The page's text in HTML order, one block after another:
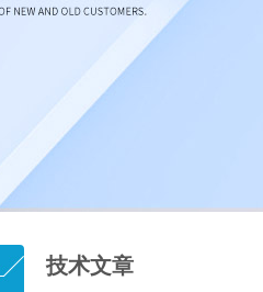
技术文章